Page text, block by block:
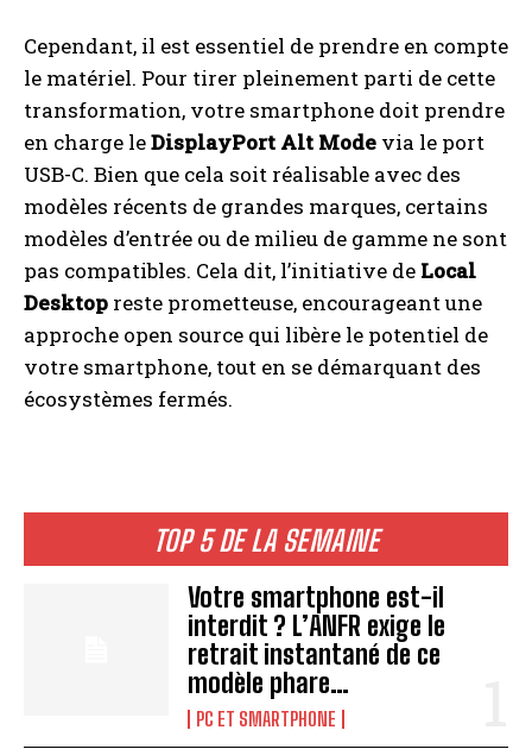
TOP 5 DE LA SEMAINE
Votre smartphone est-il
interdit ? L’ANFR exige le
retrait instantané de ce
modèle phare…
PC ET SMARTPHONE
Cependant, il est essentiel de prendre en compte
le matériel. Pour tirer pleinement parti de cette
transformation, votre smartphone doit prendre
en charge leDisplayPort Alt Mode via le port
USB-C. Bien que cela soit réalisable avec des
modèles récents de grandes marques, certains
modèles d’entrée ou de milieu de gamme ne sont
pas compatibles. Cela dit, l’initiative de Local
Desktop reste prometteuse, encourageant une
approche open source qui libère le potentiel de
votre smartphone, tout en se démarquant des
écosystèmes fermés.